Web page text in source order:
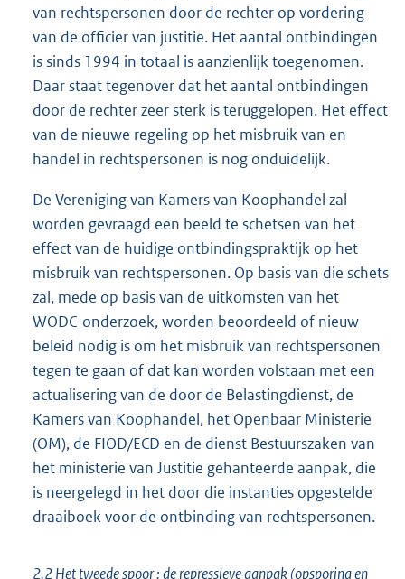
van rechtspersonen door de rechter op vordering
van de officier van justitie. Het aantal ontbindingen
is sinds 1994 in totaal is aanzienlijk toegenomen.
Daar staat tegenover dat het aantal ontbindingen
door de rechter zeer sterk is teruggelopen. Het effect
van de nieuwe regeling op het misbruik van en
handel in rechtspersonen is nog onduidelijk.
De Vereniging van Kamers van Koophandel zal
worden gevraagd een beeld te schetsen van het
effect van de huidige ontbindingspraktijk op het
misbruik van rechtspersonen. Op basis van die schets
zal, mede op basis van de uitkomsten van het
WODC-onderzoek, worden beoordeeld of nieuw
beleid nodig is om het misbruik van rechtspersonen
tegen te gaan of dat kan worden volstaan met een
actualisering van de door de Belastingdienst, de
Kamers van Koophandel, het Openbaar Ministerie
(OM), de FIOD/ECD en de dienst Bestuurszaken van
het ministerie van Justitie gehanteerde aanpak, die
is neergelegd in het door die instanties opgestelde
draaiboek voor de ontbinding van rechtspersonen.
2.2 Het tweede spoor : de repressieve aanpak (opsporing en